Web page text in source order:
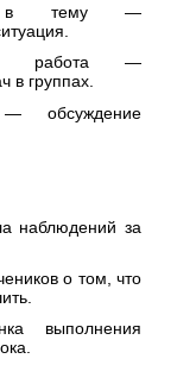
в тему —
работа —
в группах.
обсуждение
наблюдений за
о том, что
выполнения